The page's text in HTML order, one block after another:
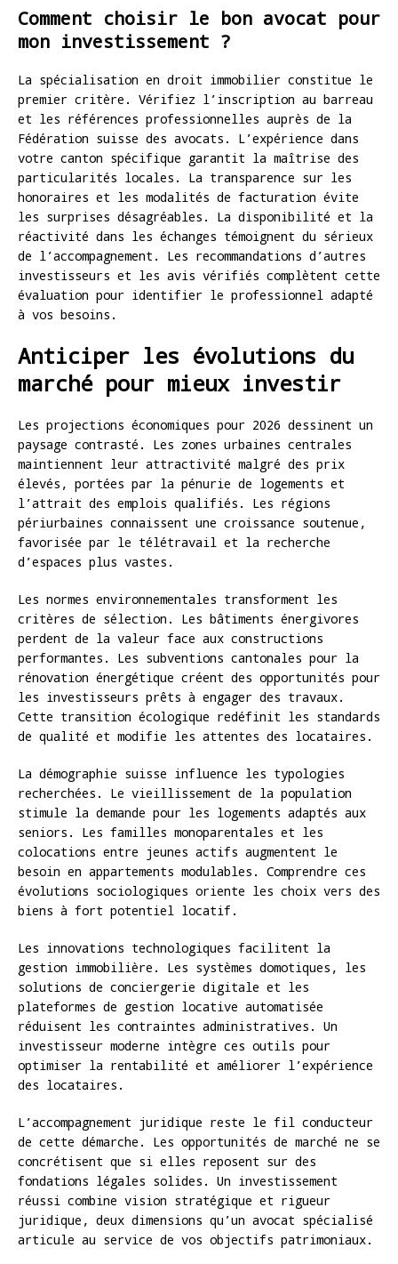
Comment choisir le bon avocat pour
mon investissement ?
La spécialisation en droit immobilier constitue le
premier critère. Vérifiez l’inscription au barreau
et les références professionnelles auprès de la
Fédération suisse des avocats. L’expérience dans
votre canton spécifique garantit la maîtrise des
particularités locales. La transparence sur les
honoraires et les modalités de facturation évite
les surprises désagréables. La disponibilité et la
réactivité dans les échanges témoignent du sérieux
de l’accompagnement. Les recommandations d’autres
investisseurs et les avis vérifiés complètent cette
évaluation pour identifier le professionnel adapté
à vos besoins.
Anticiper les évolutions du
marché pour mieux investir
Les projections économiques pour 2026 dessinent un
paysage contrasté. Les zones urbaines centrales
maintiennent leur attractivité malgré des prix
élevés, portées par la pénurie de logements et
l’attrait des emplois qualifiés. Les régions
périurbaines connaissent une croissance soutenue,
favorisée par le télétravail et la recherche
d’espaces plus vastes.
Les normes environnementales transforment les
critères de sélection. Les bâtiments énergivores
perdent de la valeur face aux constructions
performantes. Les subventions cantonales pour la
rénovation énergétique créent des opportunités pour
les investisseurs prêts à engager des travaux.
Cette transition écologique redéfinit les standards
de qualité et modifie les attentes des locataires.
La démographie suisse influence les typologies
recherchées. Le vieillissement de la population
stimule la demande pour les logements adaptés aux
seniors. Les familles monoparentales et les
colocations entre jeunes actifs augmentent le
besoin en appartements modulables. Comprendre ces
évolutions sociologiques oriente les choix vers des
biens à fort potentiel locatif.
Les innovations technologiques facilitent la
gestion immobilière. Les systèmes domotiques, les
solutions de conciergerie digitale et les
plateformes de gestion locative automatisée
réduisent les contraintes administratives. Un
investisseur moderne intègre ces outils pour
optimiser la rentabilité et améliorer l’expérience
des locataires.
L’accompagnement juridique reste le fil conducteur
de cette démarche. Les opportunités de marché ne se
concrétisent que si elles reposent sur des
fondations légales solides. Un investissement
réussi combine vision stratégique et rigueur
juridique, deux dimensions qu’un avocat spécialisé
articule au service de vos objectifs patrimoniaux.